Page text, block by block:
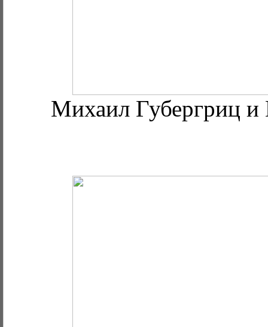
Михаил Губергриц и